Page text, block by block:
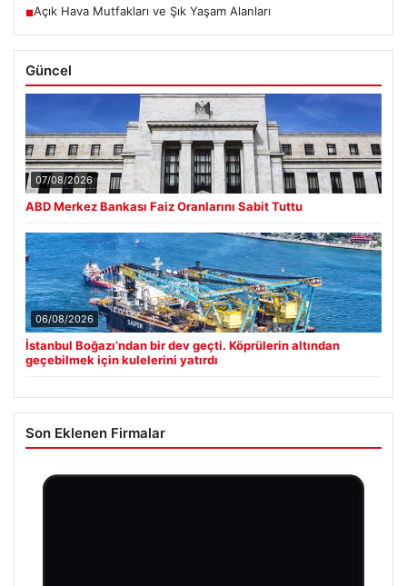
■Açık Hava Mutfakları ve Şık Yaşam Alanları
Güncel
07/08/2026
ABD Merkez Bankası Faiz Oranlarını Sabit Tuttu
06/08/2026
İstanbul Boğazı’ndan bir dev geçti. Köprülerin altından
geçebilmek için kulelerini yatırdı
Son Eklenen Firmalar